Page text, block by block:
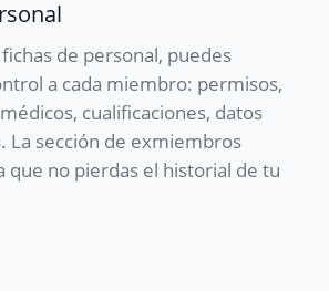
de personal, puedes
a cada miembro: permisos,
cualificaciones, datos
La sección de exmiembros
que no pierdas el historial de tu